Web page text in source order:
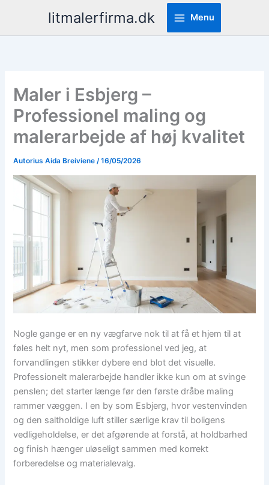
turinio
litmalerfirma.dk Menu
Maler i Esbjerg –
Professionel maling og
malerarbejde af høj kvalitet
Autorius Aida Breiviene/16/05/2026
Nogle gange er en ny vægfarve nok til at få et hjem til at
føles helt nyt, men som professionel ved jeg, at
forvandlingen stikker dybere end blot det visuelle.
Professionelt malerarbejde handler ikke kun om at svinge
penslen; det starter længe før den første dråbe maling
rammer væggen. I en by som Esbjerg, hvor vestenvinden
og den saltholdige luft stiller særlige krav til boligens
vedligeholdelse, er det afgørende at forstå, at holdbarhed
og finish hænger uløseligt sammen med korrekt
forberedelse og materialevalg.